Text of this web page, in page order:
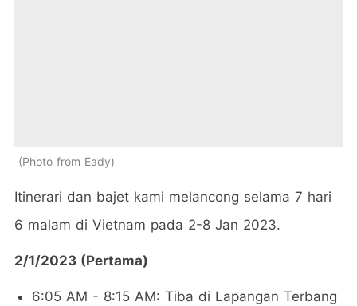
Photo from Eady
Itinerari dan bajet kami melancong selama 7 hari
6 malam di Vietnam pada 2-8 Jan 2023.
2/1/2023 (Pertama)
6:05 AM - 8:15 AM: Tiba di Lapangan Terbang